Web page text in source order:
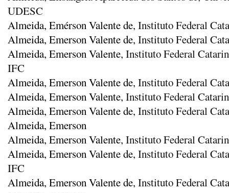
UDESC
Almeida, Emérson Valente de, Instituto Federal
Almeida, Emerson Valente de, Instituto Federal
Almeida, Emerson Valente, Instituto Federal
IFC
Almeida, Emerson Valente de, Instituto Federal
Almeida, Emerson Valente, Instituto Federal
Almeida, Emerson Valente de, Instituto Federal
Almeida, Emerson
Almeida, Emerson Valente, Instituto Federal
Almeida, Emerson Valente de, Instituto Federal
IFC
Almeida, Emerson Valente de, Instituto Federal